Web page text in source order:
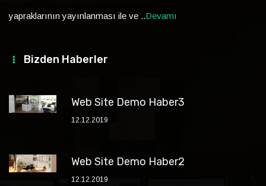
yapraklarının yayınlanması ile ve ..Devamı
Bizden Haberler
Web Site Demo Haber3
12.12.2019
Web Site Demo Haber2
12.12.2019